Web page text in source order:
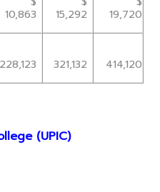
10,863
15,292
19,720
228,123 321,132 414,120
(UPIC)